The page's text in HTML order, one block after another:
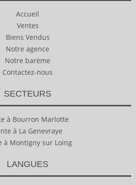
Accueil
Ventes
Biens Vendus
Notre agence
Notre barème
Contactez-nous
SECTEURS
à Bourron Marlotte
à La Genevraye
à Montigny sur Loing
LANGUES